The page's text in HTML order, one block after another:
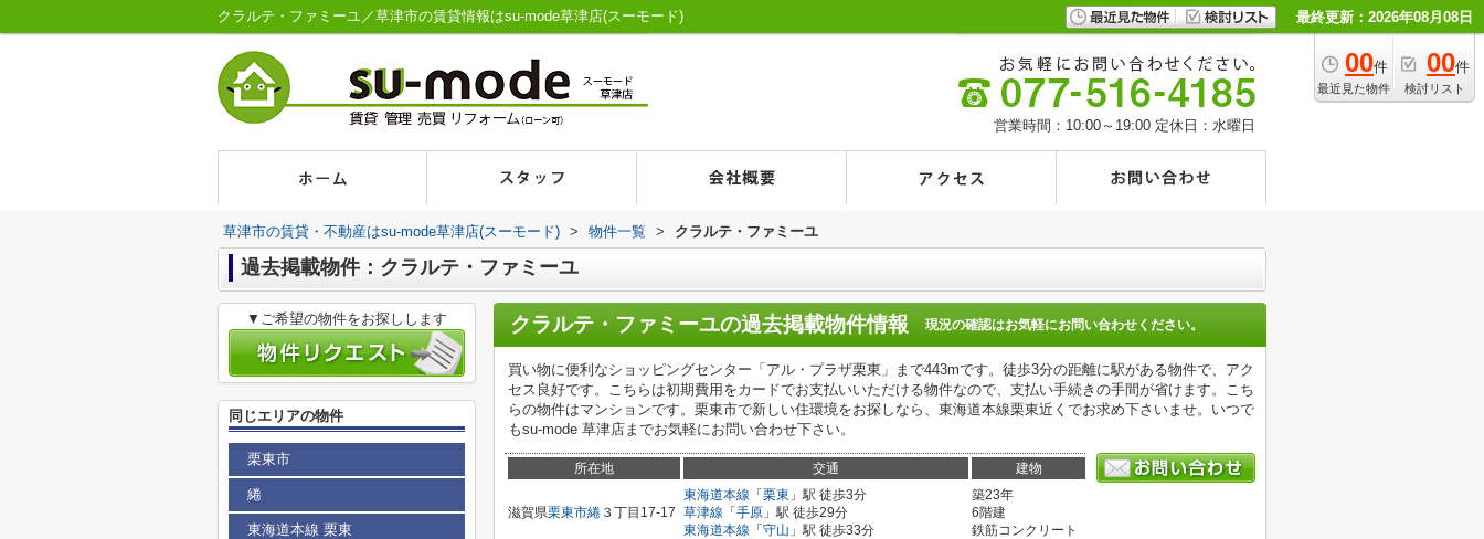
クラルテ・ファミーユ／草津市の賃貸情報はsu-mode草津店(スーモード) 最終更新：2026年08月08日
00件
最近見た物件
00件
検討リスト
営業時間：10:00～19:00 定休日：水曜日
草津市の賃貸・不動産はsu-mode草津店(スーモード) > 物件一覧 > クラルテ・ファミーユ
過去掲載物件：クラルテ・ファミーユ
クラルテ・ファミーユの過去掲載物件情報 現況の確認はお気軽にお問い合わせください。
買い物に便利なショッピングセンター「アル・プラザ栗東」まで443mです。徒歩3分の距離に駅がある物件で、アク
セス良好です。こちらは初期費用をカードでお支払いいただける物件なので、支払い手続きの手間が省けます。こち
らの物件はマンションです。栗東市で新しい住環境をお探しなら、東海道本線栗東近くでお求め下さいませ。いつで
もsu-mode 草津店までお気軽にお問い合わせ下さい。
所在地 交通 建物
滋賀県栗東市綣 ３丁目17-17
東海道本線 「 栗東 」駅 徒歩3分
草津線 「 手原 」駅 徒歩29分
東海道本線 「 守山 」駅 徒歩33分
築23年
6階建
鉄筋コンクリート
▼ご希望の物件をお探しします
同じエリアの物件
栗東市
綣
東海道本線 栗東